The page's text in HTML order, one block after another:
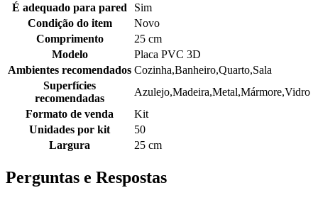
É adequado para pared
Sim
Condição do item
Novo
Comprimento
25 cm
Modelo
Placa PVC 3D
Ambientes recomendados Cozinha,Banheiro,Quarto,Sala
Superfícies
recomendadas
Azulejo,Madeira,Metal,Mármore,Vidro
Formato de venda
Kit
Unidades por kit
50
Largura
25 cm
Perguntas e Respostas